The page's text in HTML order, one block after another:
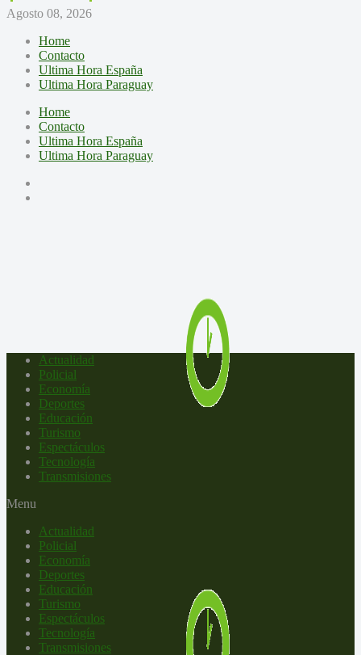
Agosto 08, 2026
Home
Contacto
Ultima Hora España
Ultima Hora Paraguay
Home
Contacto
Ultima Hora España
Ultima Hora Paraguay
Actualidad
Policial
Economía
Deportes
Educación
Turismo
Espectáculos
Tecnología
Transmisiones
Menu
Actualidad
Policial
Economía
Deportes
Educación
Turismo
Espectáculos
Tecnología
Transmisiones